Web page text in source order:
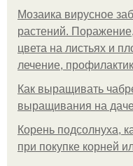
Мозаика вирусное
растений.
цвета на листьях и
лечение,
Как выращивать
выращивания на даче
Корень подсолнуха,
при покупке корней